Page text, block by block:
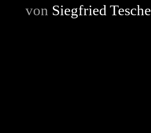
von Siegfried Tesche